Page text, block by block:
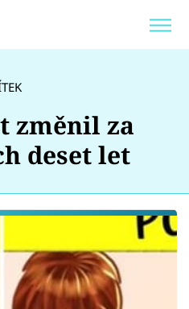
změnil za
deset let